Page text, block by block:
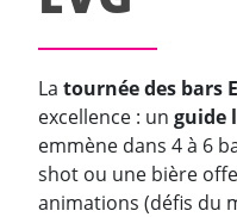
La tournée des bars
excellence : un guide
emmène dans 4 à 6
shot ou une bière
animations (défis du